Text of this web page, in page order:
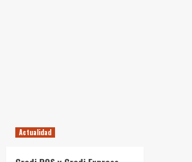
Actualidad